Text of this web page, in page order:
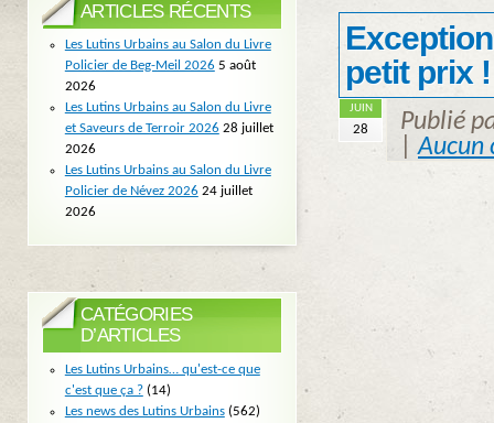
petit prix !
JUIN
28
Publié
|Aucun
ARTICLES RÉCENTS
Les Lutins Urbains au Salon du Livre
Policier de Beg-Meil 2026 5 août
2026
Les Lutins Urbains au Salon du Livre
et Saveurs de Terroir 2026 28 juillet
2026
Les Lutins Urbains au Salon du Livre
Policier de Névez 2026 24 juillet
2026
CATÉGORIES
D’ARTICLES
Les Lutins Urbains… qu'est-ce que
c'est que ça ?(14)
Les news des Lutins Urbains(562)